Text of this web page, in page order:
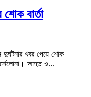
শোক বার্তা
দুর্ঘটনার খবর পেয়ে শোক
আহত ও…